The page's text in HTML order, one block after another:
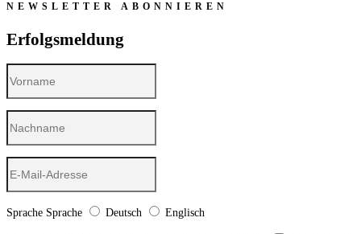
NEWSLETTER ABONNIEREN
Erfolgsmeldung
Sprache Sprache Deutsch Englisch